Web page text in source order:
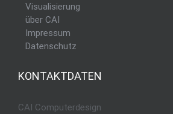
Visualisierung
über CAI
Impressum
Datenschutz
KONTAKTDATEN
CAI Computerdesign